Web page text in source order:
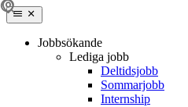
Jobbsökande
Lediga jobb
Deltidsjobb
Sommarjobb
Internship